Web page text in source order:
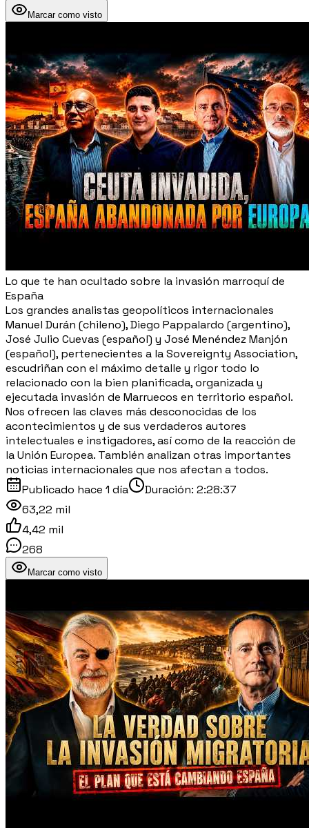
Marcar como visto
Lo que te han ocultado sobre la invasión marroquí de
España
Los grandes analistas geopolíticos internacionales
Manuel Durán (chileno), Diego Pappalardo (argentino),
José Julio Cuevas (español) y José Menéndez Manjón
(español), pertenecientes a la Sovereignty Association,
escudriñan con el máximo detalle y rigor todo lo
relacionado con la bien planificada, organizada y
ejecutada invasión de Marruecos en territorio español.
Nos ofrecen las claves más desconocidas de los
acontecimientos y de sus verdaderos autores
intelectuales e instigadores, así como de la reacción de
la Unión Europea. También analizan otras importantes
noticias internacionales que nos afectan a todos.
Publicado hace 1 día Duración: 2:28:37
63,22 mil
4,42 mil
268
Marcar como visto